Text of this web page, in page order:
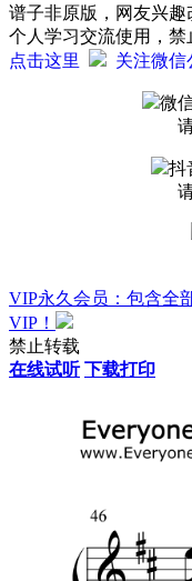
谱子非原版，网友兴
个人学习交流使用，禁
点击这里
关注微信
微
抖
VIP永久会员：包含全
VIP！
禁止转载
在线试听 下载打印